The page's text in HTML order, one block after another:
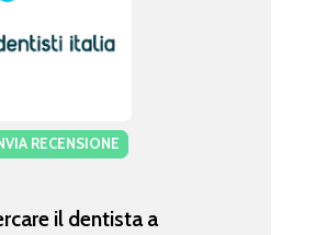
RECENSIONE
il dentista a